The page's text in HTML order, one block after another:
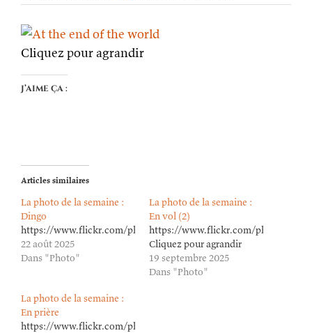
La
Cliquez pour agrandir
J’aime ça :
Articles similaires
La photo de la semaine :
Dingo
https://www.flickr.com/photos/lioneldavoust/54703120626/in/
22 août 2025
Dans "Photo"
La photo de la semaine :
En vol (2)
https://www.flickr.com/photos/
Cliquez pour agrandir
19 septembre 2025
Dans "Photo"
La photo de la semaine :
En prière
https://www.flickr.com/photos/lioneldavoust/55253796725/in/